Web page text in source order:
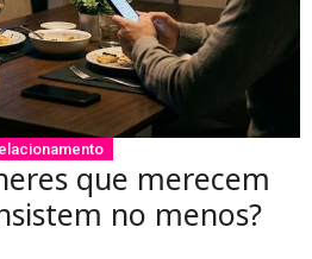
que merecem
no menos?